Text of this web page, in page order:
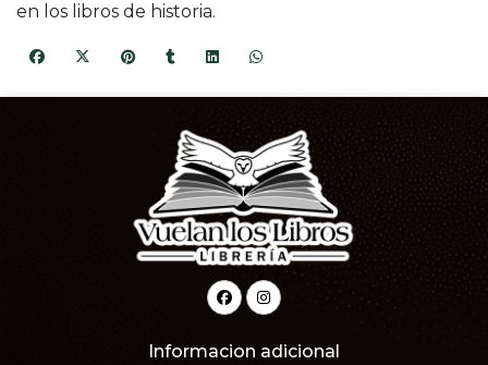
en los libros de historia.
Informacion adicional